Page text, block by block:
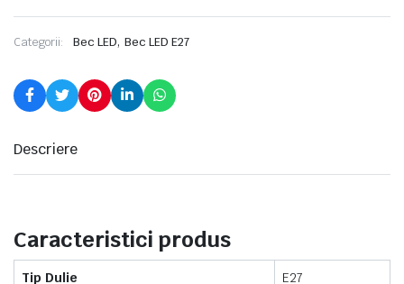
Categorii: Bec LED,Bec LED E27
Descriere
Caracteristici produs
Tip Dulie E27